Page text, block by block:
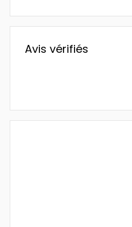
Avis vérifiés